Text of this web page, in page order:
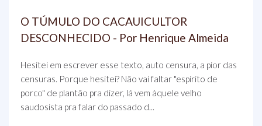
O TÚMULO DO CACAUICULTOR
DESCONHECIDO - Por Henrique Almeida
Hesitei em escrever esse texto, auto censura, a pior das
censuras. Porque hesitei? Não vai faltar "espírito de
porco" de plantão pra dizer, lá vem àquele velho
saudosista pra falar do passado d...